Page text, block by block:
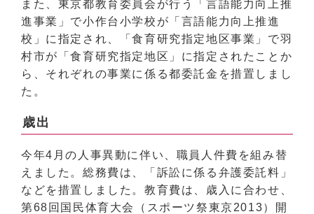
また、東京都教育委員会が行う「言語能力向上推
進事業」で小作台小学校が「言語能力向上推進
校」に指定され、「食育研究指定地区事業」で羽
村市が「食育研究指定地区」に指定されたことか
ら、それぞれの事業に係る都委託金を措置しまし
た。
歳出
今年4月の人事異動に伴い、職員人件費を組み替
えました。総務費は、「訴訟に係る弁護委託料」
などを措置しました。教育費は、歳入に合わせ、
第68回国民体育大会（スポーツ祭東京2013）開